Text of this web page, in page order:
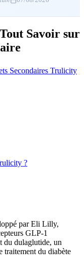
Savoir sur
Secondaires Trulicity
?
par Eli Lilly,
GLP-1
du dulaglutide, un
traitement du diabète